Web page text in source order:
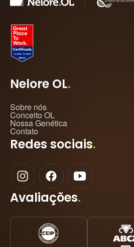
Nelore OL.
Sobre nós
Conceito OL
Nossa Genética
Contato
Redes sociais.
Avaliações.